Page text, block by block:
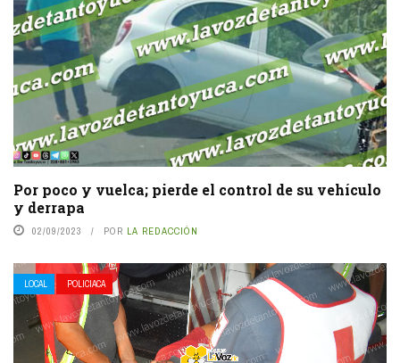
Por poco y vuelca; pierde el control de su vehículo
y derrapa
02/09/2023 POR LA REDACCIÓN
LOCAL POLICIACA